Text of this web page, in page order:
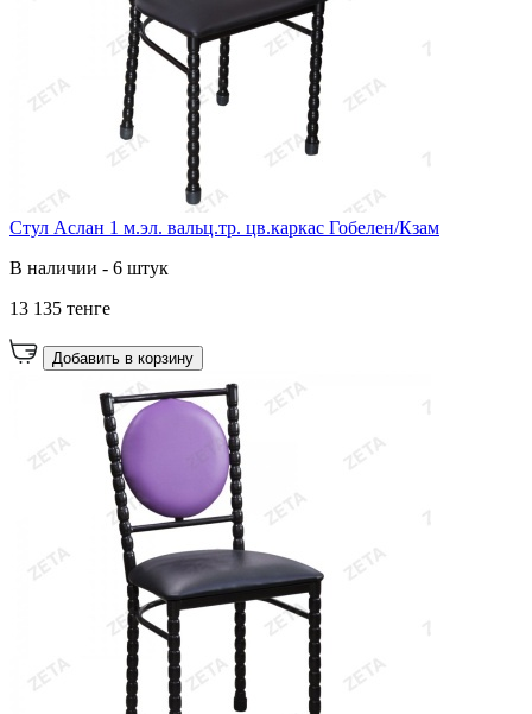
Стул Аслан 1 м.эл. вальц.тр. цв.каркас Гобелен/Кзам
В наличии - 6 штук
13 135 тенге
Добавить в корзину